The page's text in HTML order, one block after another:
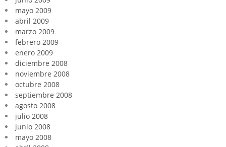
mayo 2009
abril 2009
marzo 2009
febrero 2009
enero 2009
diciembre 2008
noviembre 2008
octubre 2008
septiembre 2008
agosto 2008
julio 2008
junio 2008
mayo 2008